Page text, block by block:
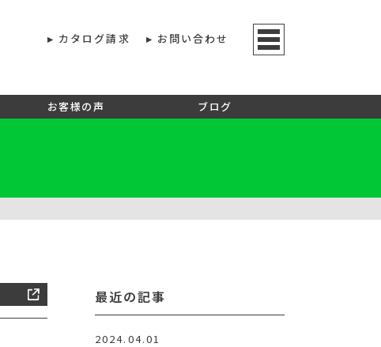
カタログ請求 お問い合わせ
お客様の声 ブログ
最近の記事
2024.04.01